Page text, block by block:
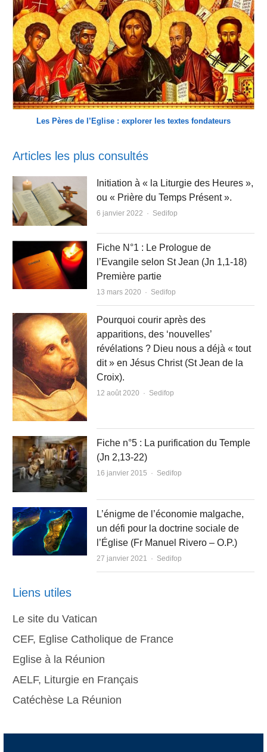
Les Pères de l’Eglise : explorer les textes fondateurs
Articles les plus consultés
Initiation à « la Liturgie des Heures »,
ou « Prière du Temps Présent ».
6 janvier 2022 Author
Sedifop
Fiche N°1 : Le Prologue de
l’Evangile selon St Jean (Jn 1,1-18)
Première partie
13 mars 2020 Author
Sedifop
Pourquoi courir après des
apparitions, des ‘nouvelles’
révélations ? Dieu nous a déjà « tout
dit » en Jésus Christ (St Jean de la
Croix).
12 août 2020 Author
Sedifop
Fiche n°5 : La purification du Temple
(Jn 2,13-22)
16 janvier 2015 Author
Sedifop
L’énigme de l’économie malgache,
un défi pour la doctrine sociale de
l’Église (Fr Manuel Rivero – O.P.)
27 janvier 2021 Author
Sedifop
Liens utiles
Le site du Vatican
CEF, Eglise Catholique de France
Eglise à la Réunion
AELF, Liturgie en Français
Catéchèse La Réunion